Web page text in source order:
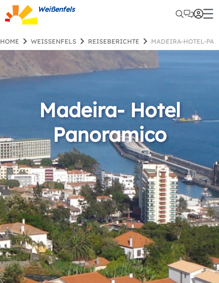
Weißenfels
HOME WEISSENFELS REISEBERICHTE MADEIRA-HOTEL-
Madeira- Hotel
Panoramico